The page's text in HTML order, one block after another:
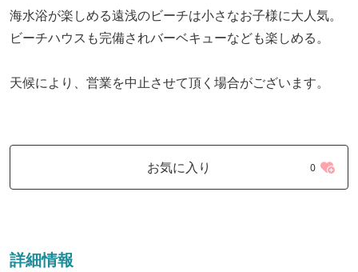
海水浴が楽しめる遠浅のビーチは小さなお子様に大人気。
ビーチハウスも完備されバーベキューなども楽しめる。
天候により、営業を中止させて頂く場合がございます。
お気に入り 0
詳細情報